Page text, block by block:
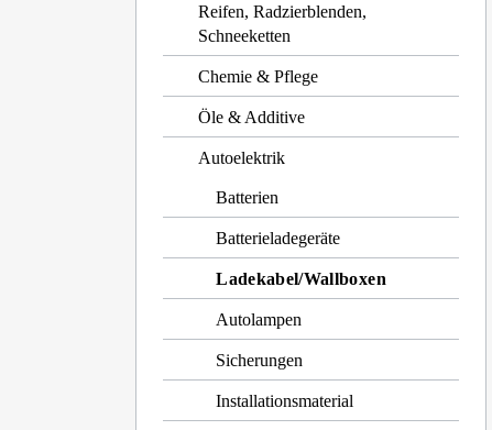
Reifen, Radzierblenden,
Schneeketten
Chemie & Pflege
Öle & Additive
Autoelektrik
Batterien
Batterieladegeräte
Ladekabel/Wallboxen
Autolampen
Sicherungen
Installationsmaterial